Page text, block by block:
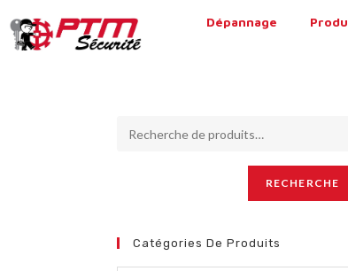
Dépannage
RECHERCHE
Catégories De Produits